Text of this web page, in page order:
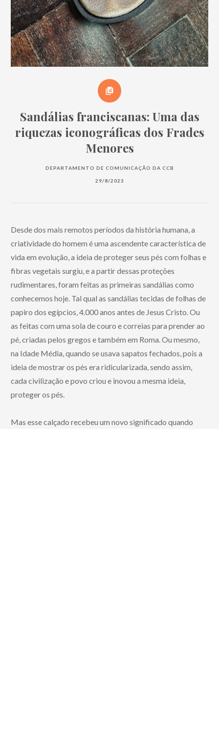
Sandálias franciscanas: Uma das
riquezas iconográficas dos Frades
Menores
DEPARTAMENTO DE COMUNICAÇÃO DA CCB
29/8/2023
Desde dos mais remotos períodos da história humana, a
criatividade do homem é uma ascendente característica de
vida em evolução, a ideia de proteger seus pés com folhas e
fibras vegetais surgiu, e a partir dessas proteções
rudimentares, foram feitas as primeiras sandálias como
conhecemos hoje. Tal qual as sandálias tecidas de folhas de
papiro dos egípcios, 4.000 anos antes de Jesus Cristo. Ou
as feitas com uma sola de couro e correias para prender ao
pé, criadas pelos gregos e também em Roma. Ou mesmo,
na Idade Média, quando se usava sapatos fechados, pois a
ideia de mostrar os pés era ridicularizada, sendo assim,
cada civilização e povo criou e inovou a mesma ideia,
proteger os pés.
Mas esse calçado recebeu um novo significado quando